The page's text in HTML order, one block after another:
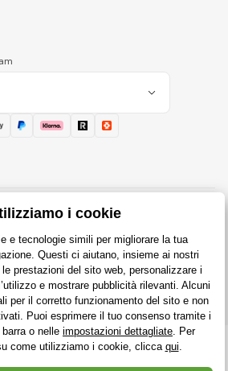
Tutti i diritti riservati
reCAPTCHA e si applicano
dati personali aziende Google e le loro
performanti daRIESENIA